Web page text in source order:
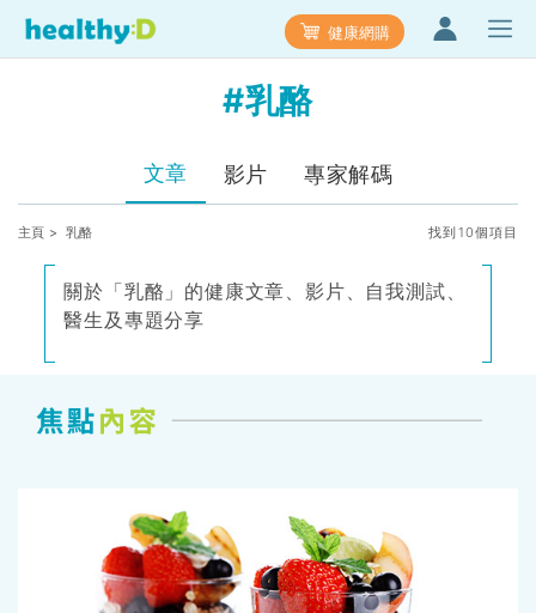
健康網購
#乳酪
文章 影片 專家解碼
主頁 > 乳酪 找到10個項目
關於「乳酪」的健康文章、影片、自我測試、
醫生及專題分享